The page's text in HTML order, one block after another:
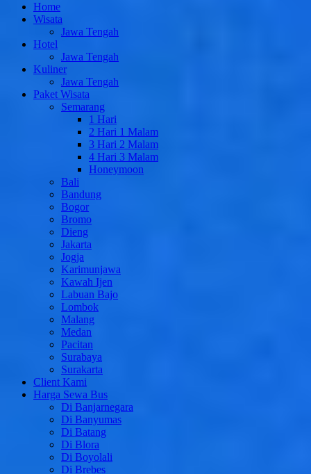
Home
Wisata
Jawa Tengah
Hotel
Jawa Tengah
Kuliner
Jawa Tengah
Paket Wisata
Semarang
1 Hari
2 Hari 1 Malam
3 Hari 2 Malam
4 Hari 3 Malam
Honeymoon
Bali
Bandung
Bogor
Bromo
Dieng
Jakarta
Jogja
Karimunjawa
Kawah Ijen
Labuan Bajo
Lombok
Malang
Medan
Pacitan
Surabaya
Surakarta
Client Kami
Harga Sewa Bus
Di Banjarnegara
Di Banyumas
Di Batang
Di Blora
Di Boyolali
Di Brebes